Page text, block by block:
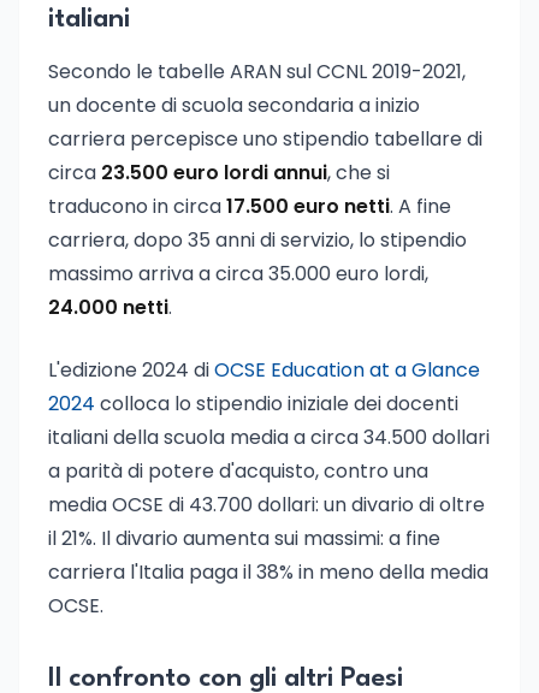
italiani
Secondo le tabelle ARAN sul CCNL 2019-2021,
un docente di scuola secondaria a inizio
carriera percepisce uno stipendio tabellare di
circa 23.500 euro lordi annui, che si
traducono in circa17.500 euro netti. A fine
carriera, dopo 35 anni di servizio, lo stipendio
massimo arriva a circa 35.000 euro lordi,
24.000 netti.
L'edizione 2024 diOCSE Education at a Glance
2024 colloca lo stipendio iniziale dei docenti
italiani della scuola media a circa 34.500 dollari
a parità di potere d'acquisto, contro una
media OCSE di 43.700 dollari: un divario di oltre
il 21%. Il divario aumenta sui massimi: a fine
carriera l'Italia paga il 38% in meno della media
OCSE.
Il confronto con gli altri Paesi